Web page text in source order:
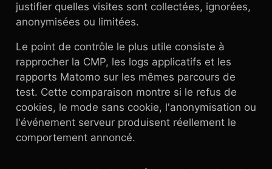
justifier quelles visites sont collectées, ignorées,
anonymisées ou limitées.
Le point de contrôle le plus utile consiste à
rapprocher la CMP, les logs applicatifs et les
rapports Matomo sur les mêmes parcours de
test. Cette comparaison montre si le refus de
cookies, le mode sans cookie, l'anonymisation ou
l'événement serveur produisent réellement le
comportement annoncé.